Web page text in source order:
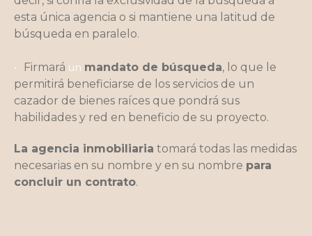
esta única agencia o si mantiene una latitud de
búsqueda en paralelo.
Firmará un mandato de búsqueda, lo que le
permitirá beneficiarse de los servicios de un
cazador de bienes raíces que pondrá sus
habilidades y red en beneficio de su proyecto.
La agencia inmobiliaria tomará todas las medidas
necesarias en su nombre y en su nombre para
concluir un contrato.